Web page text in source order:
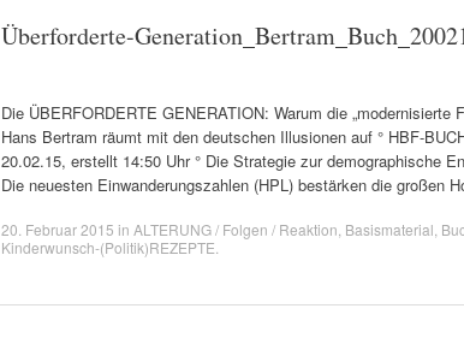
Überforderte-
Die ÜBERFORDERTE GENERATION: Warum die
Hans Bertram räumt mit den deutschen Illusionen auf ° HBF-
20.02.15, erstellt 14:50 Uhr ° Die Strategie zur demographische
Die neuesten Einwanderungszahlen (HPL) bestärken die großen
20. Februar 2015 in ALTERUNG / Folgen / Reaktion Basismaterial
Kinderwunsch-(Politik)REZEPTE